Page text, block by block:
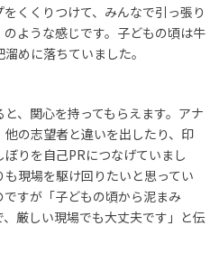
くくりつけて、みんなで引っ張り
ような感じです。子どもの頃は牛
めに落ちていました。
、関心を持ってもらえます。アナ
の志望者と違いを出したり、印
ぼりを自己PRにつなげていまし
現場を駆け回りたいと思ってい
すが「子どもの頃から泥まみ
厳しい現場でも大丈夫です」と伝